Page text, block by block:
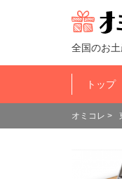
全国のお土
トップ
オミコレ >